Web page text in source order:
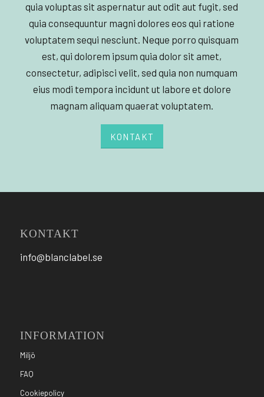
quia voluptas sit aspernatur aut odit aut fugit, sed
quia consequuntur magni dolores eos qui ratione
voluptatem sequi nesciunt. Neque porro quisquam
est, qui dolorem ipsum quia dolor sit amet,
consectetur, adipisci velit, sed quia non numquam
eius modi tempora incidunt ut labore et dolore
magnam aliquam quaerat voluptatem.
KONTAKT
KONTAKT
info@blanclabel.se
INFORMATION
Miljö
FAQ
Cookiepolicy